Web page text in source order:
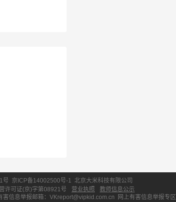
号 京ICP备14002500号-1 北京大米科技有限公司
许可证(京)字第08921号 营业执照
教师信息公示
害信息举报邮箱：VKreport@vipkid.com.cn 网上有害信息举报专区